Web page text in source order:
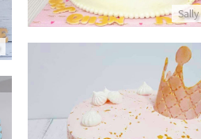
מעוצבת עם כתר לגיל 18